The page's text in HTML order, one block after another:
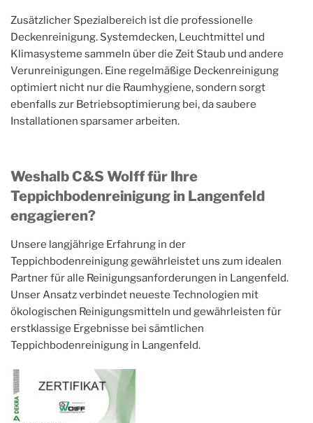
Zusätzlicher Spezialbereich ist die professionelle
Deckenreinigung. Systemdecken, Leuchtmittel und
Klimasysteme sammeln über die Zeit Staub und andere
Verunreinigungen. Eine regelmäßige Deckenreinigung
optimiert nicht nur die Raumhygiene, sondern sorgt
ebenfalls zur Betriebsoptimierung bei, da saubere
Installationen sparsamer arbeiten.
Weshalb C&S Wolff für Ihre
Teppichbodenreinigung in Langenfeld
engagieren?
Unsere langjährige Erfahrung in der
Teppichbodenreinigung gewährleistet uns zum idealen
Partner für alle Reinigungsanforderungen in Langenfeld.
Unser Ansatz verbindet neueste Technologien mit
ökologischen Reinigungsmitteln und gewährleisten für
erstklassige Ergebnisse bei sämtlichen
Teppichbodenreinigung in Langenfeld.